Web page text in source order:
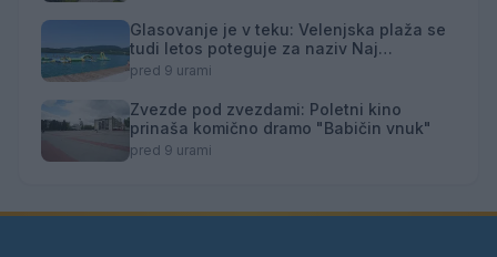
Glasovanje je v teku: Velenjska plaža se
tudi letos poteguje za naziv Naj
kopališče
pred 9 urami
Zvezde pod zvezdami: Poletni kino
prinaša komično dramo "Babičin vnuk"
pred 9 urami